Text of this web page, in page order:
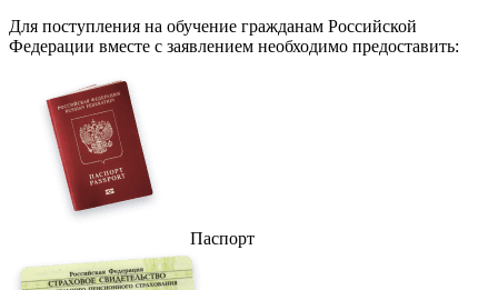
Для поступления на обучение гражданам Российской
Федерации вместе с заявлением необходимо предоставить:
Паспорт